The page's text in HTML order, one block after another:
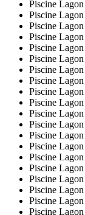
Piscine
Piscine
Piscine
Piscine
Piscine
Piscine
Piscine
Piscine
Piscine
Piscine
Piscine
Piscine
Piscine
Piscine Lagon
Piscine
Piscine
Piscine
Piscine
Piscine
Piscine